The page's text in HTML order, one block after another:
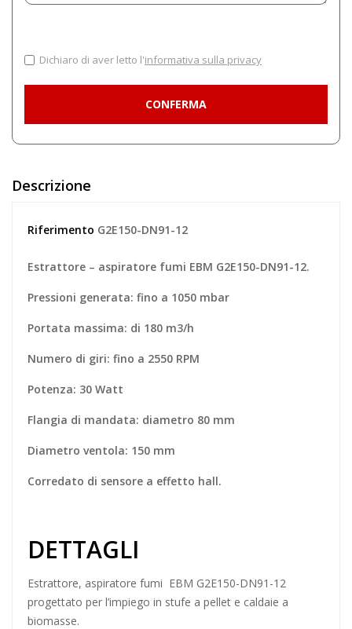
Dichiaro di aver letto l'informativa sulla privacy
Descrizione
Riferimento G2E150-DN91-12
Estrattore – aspiratore fumi EBM G2E150-DN91-12.
Pressioni generata: fino a 1050 mbar
Portata massima: di 180 m3/h
Numero di giri: fino a 2550 RPM
Potenza: 30 Watt
Flangia di mandata: diametro 80 mm
Diametro ventola: 150 mm
Corredato di sensore a effetto hall.
DETTAGLI
Estrattore, aspiratore fumi EBM G2E150-DN91-12
progettato per l’impiego in stufe a pellet e caldaie a
biomasse.